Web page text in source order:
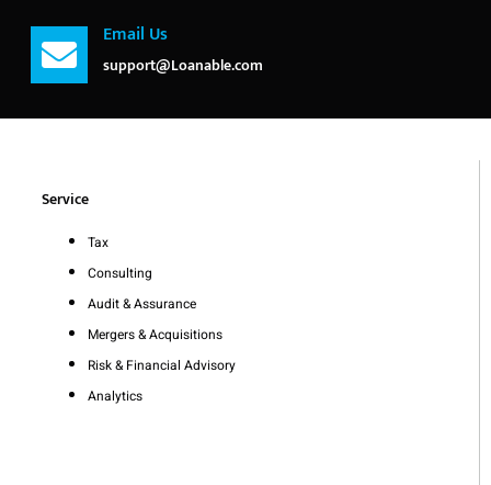
Email Us
support@Loanable.com
Service
Tax
Consulting
Audit & Assurance
Mergers & Acquisitions
Risk & Financial Advisory
Analytics